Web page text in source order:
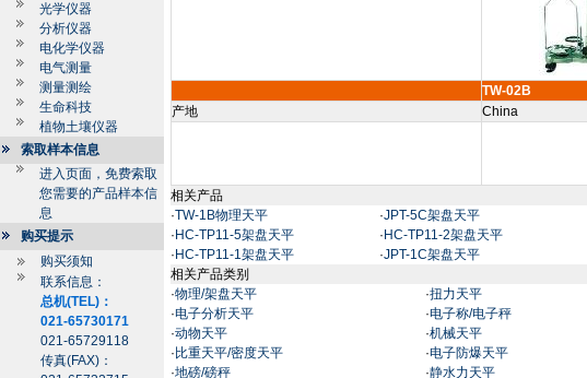
光学仪器
分析仪器
电化学仪器
电气测量
测量测绘
生命科技
植物土壤仪器
索取样本信息
进入页面，免费索取
您需要的产品样本信
息
购买提示
购买须知
联系信息：
总机(TEL)：
021-65730171
021-65729118
传真(FAX)：
TW-02B
产地
China
相关产品
·TW-1B物理天平 ·JPT-5C架盘天平
· HC-TP11-5架盘天平 · HC-TP11-2架盘天平
· HC-TP11-1架盘天平 ·JPT-1C架盘天平
相关产品类别
·物理/架盘天平 ·扭力天平
·电子分析天平 ·电子称/电子秤
·动物天平 ·机械天平
· 比重天平/密度天平 ·电子防爆天平
·地磅/磅秤 ·静水力天平